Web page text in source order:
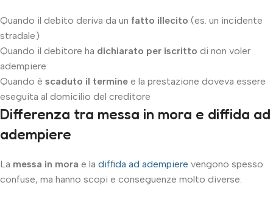
Quando il debito deriva da un fatto illecito (es. un incidente
stradale)
Quando il debitore ha dichiarato per iscritto di non voler
adempiere
Quando è scaduto il termine e la prestazione doveva essere
eseguita al domicilio del creditore
Differenza tra messa in mora e diffida ad
adempiere
La messa in mora e la diffida ad adempiere vengono spesso
confuse, ma hanno scopi e conseguenze molto diverse: